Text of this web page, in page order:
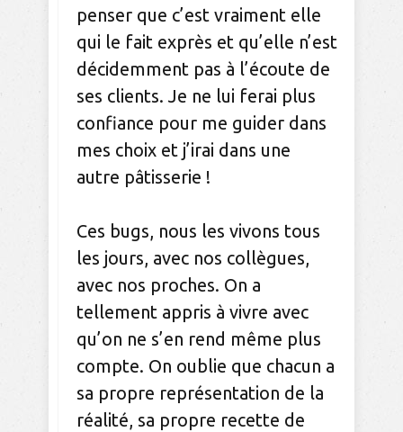
penser que c’est vraiment elle
qui le fait exprès et qu’elle n’est
décidemment pas à l’écoute de
ses clients. Je ne lui ferai plus
confiance pour me guider dans
mes choix et j’irai dans une
autre pâtisserie !
Ces bugs, nous les vivons tous
les jours, avec nos collègues,
avec nos proches. On a
tellement appris à vivre avec
qu’on ne s’en rend même plus
compte. On oublie que chacun a
sa propre représentation de la
réalité, sa propre recette de